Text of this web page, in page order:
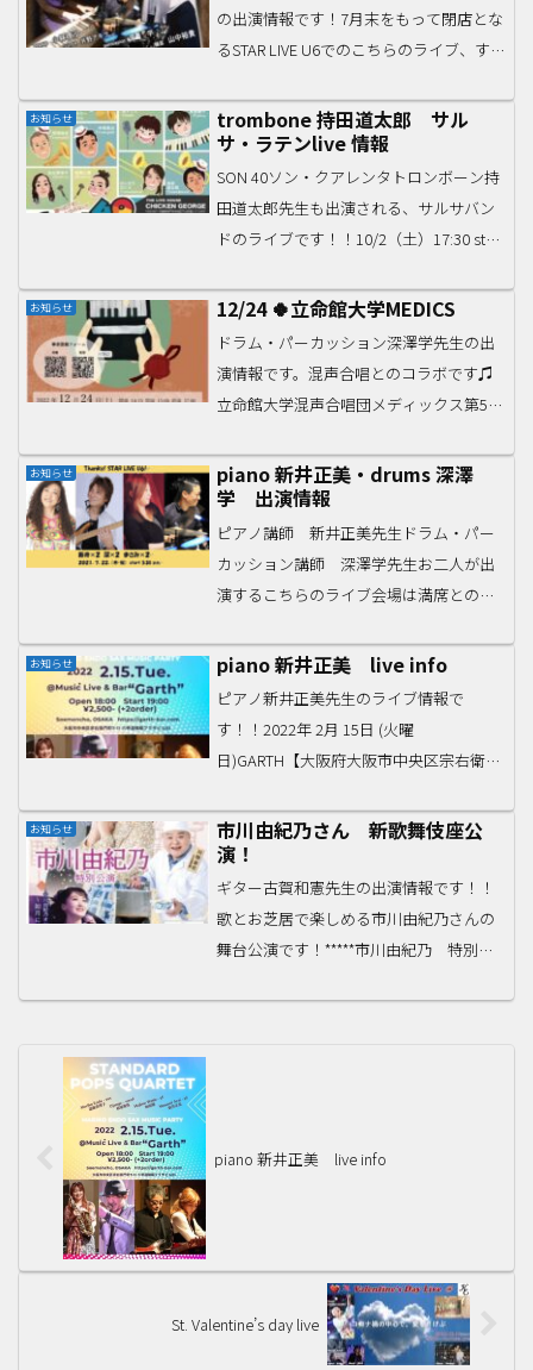
の出演情報です！7月末をもって閉店とな
るSTAR LIVE U6でのこちらのライブ、すで
が、配信チケットをご利用のうえご鑑賞
ください♪【U6 Thanks Live!!...
お知らせ
trombone 持田道太郎 サル
サ・ラテンlive 情報
SON 40ソン・クアレンタトロンボーン持
田道太郎先生も出演される、サルサバン
ドのライブです！！10/2（土）17:30 start
ぜひ〜！！！
お知らせ 12/24 🍀立命館大学MEDICS
ドラム・パーカッション深澤学先生の出
演情報です。混声合唱とのコラボです♫
立命館大学混声合唱団メディックス第58
開演（14:15開場）立命館いばらきフュー
チャープラザグランドホール入場¥500...
お知らせ
piano 新井正美・drums 深澤
学 出演情報
ピアノ講師 新井正美先生ドラム・パー
カッション講師 深澤学先生お二人が出
演するこちらのライブ会場は満席とのこ
す！ぜひご覧くださいね。Thanks! STAR
LIVE U6新井×2 深×2 まさみ×2ST...
お知らせ piano 新井正美 live info
ピアノ新井正美先生のライブ情報で
す！！2022年 2月 15日 (火曜
日)GARTH【大阪府大阪市中央区宗右衛門
Charge ¥2,500- +2orderOpen 19:00、
Star...
お知らせ
市川由紀乃さん 新歌舞伎座公
演！
ギター古賀和憲先生の出演情報です！！
歌とお芝居で楽しめる市川由紀乃さんの
舞台公演です！*****市川由紀乃 特別公
piano 新井正美 live info
St. Valentine’s day live